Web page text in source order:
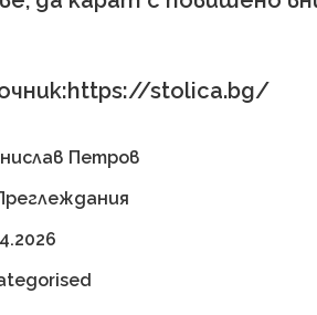
stolica.bg/
Петров